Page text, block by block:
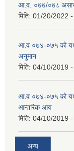
आ.व. ०७७/०७८ असार
मिति: 01/20/2022
आ.व ०७४-०७५ को
अनुमान
मिति: 04/10/2019 -
आ.व ०७४-०७५ को
आन्तरिक आय
मिति: 04/10/2019
अन्य